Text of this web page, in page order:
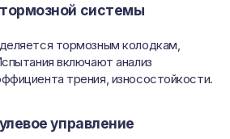
системы
тормозным колодкам,
включают анализ
трения, износостойкости.
управление